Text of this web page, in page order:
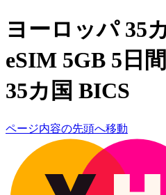
ヨーロッパ 35
eSIM 5GB 5日
35カ国 BICS
ページ内容の先頭へ移動